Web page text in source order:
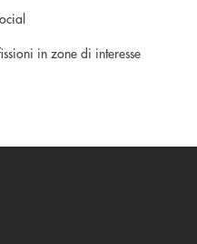
in zone di interesse